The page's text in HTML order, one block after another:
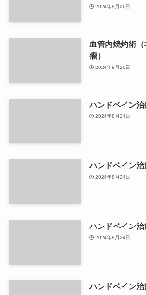
2024年8月26日
血管内焼灼術
瘤）
2024年8月26日
ハンドベイン治
2024年8月24日
ハンドベイン治
2024年8月24日
ハンドベイン治
2024年8月24日
ハンドベイン治